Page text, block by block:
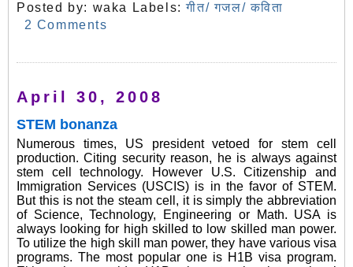
Posted by: waka Labels:गीत/ गजल/ कविता
2 Comments
April 30, 2008
STEM bonanza
Numerous times, US president vetoed for stem cell
production. Citing security reason, he is always against
stem cell technology. However U.S. Citizenship and
Immigration Services (USCIS) is in the favor of STEM.
But this is not the steam cell, it is simply the abbreviation
of Science, Technology, Engineering or Math. USA is
always looking for high skilled to low skilled man power.
To utilize the high skill man power, they have various visa
programs. The most popular one is H1B visa program.